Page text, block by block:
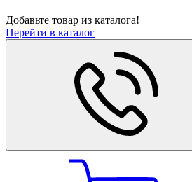
Добавьте товар из каталога!
Перейти в каталог